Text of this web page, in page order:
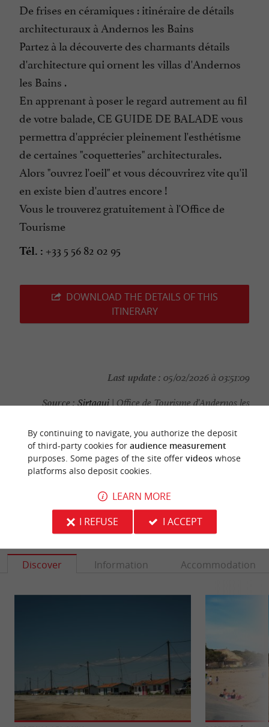
De frises en céramiques : itinéraire de détails
architecturaux à Andernos les Bains
Partez à la découverte des charmants détails
d'architecture qui ornent les villas d'Andernos
les Bains .
En apprenant à poser le regard autrement au fil
de votre balade, CE GUIDE DE BALADE vous
permettra d'apprécier pleinement l'esthétisme
de certaines "coquetteries" architecturales.
Alors "ouvrez l'oeil" et vous découvrirez vite qu'il
en existe bien d'autres encore !
Vous le trouverez gratuitement à l'Office de
Tourisme
Tél. : +33 5 56 82 02 95
DOWNLOAD THE DETAILS OF THIS
ITINERARY
Last update : 05/02/2026 à 03:51:09
Source :Sirtaqui| Office de Tourisme d'Andernos les
Photo credit :@Sirtaqui Cf. Office de Tourisme
d'Andernos les Bains
YOU WILL LIKEALSO
Discover Information Accommodation
By continuing to navigate, you authorize the deposit
of third-party cookies for audience measurement
purposes. Some pages of the site offer videoswhose
platforms also deposit cookies.
LEARN MORE
I REFUSE
I ACCEPT